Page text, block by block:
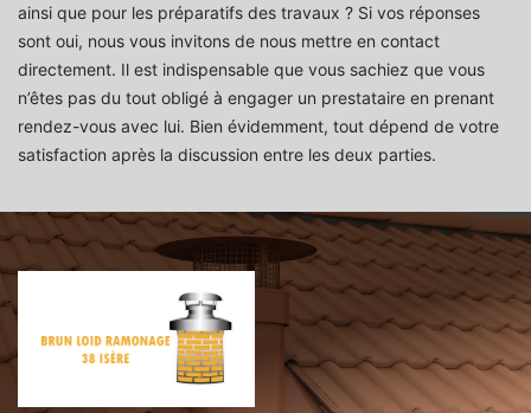
ainsi que pour les préparatifs des travaux ? Si vos réponses
sont oui, nous vous invitons de nous mettre en contact
directement. Il est indispensable que vous sachiez que vous
n’êtes pas du tout obligé à engager un prestataire en prenant
rendez-vous avec lui. Bien évidemment, tout dépend de votre
satisfaction après la discussion entre les deux parties.